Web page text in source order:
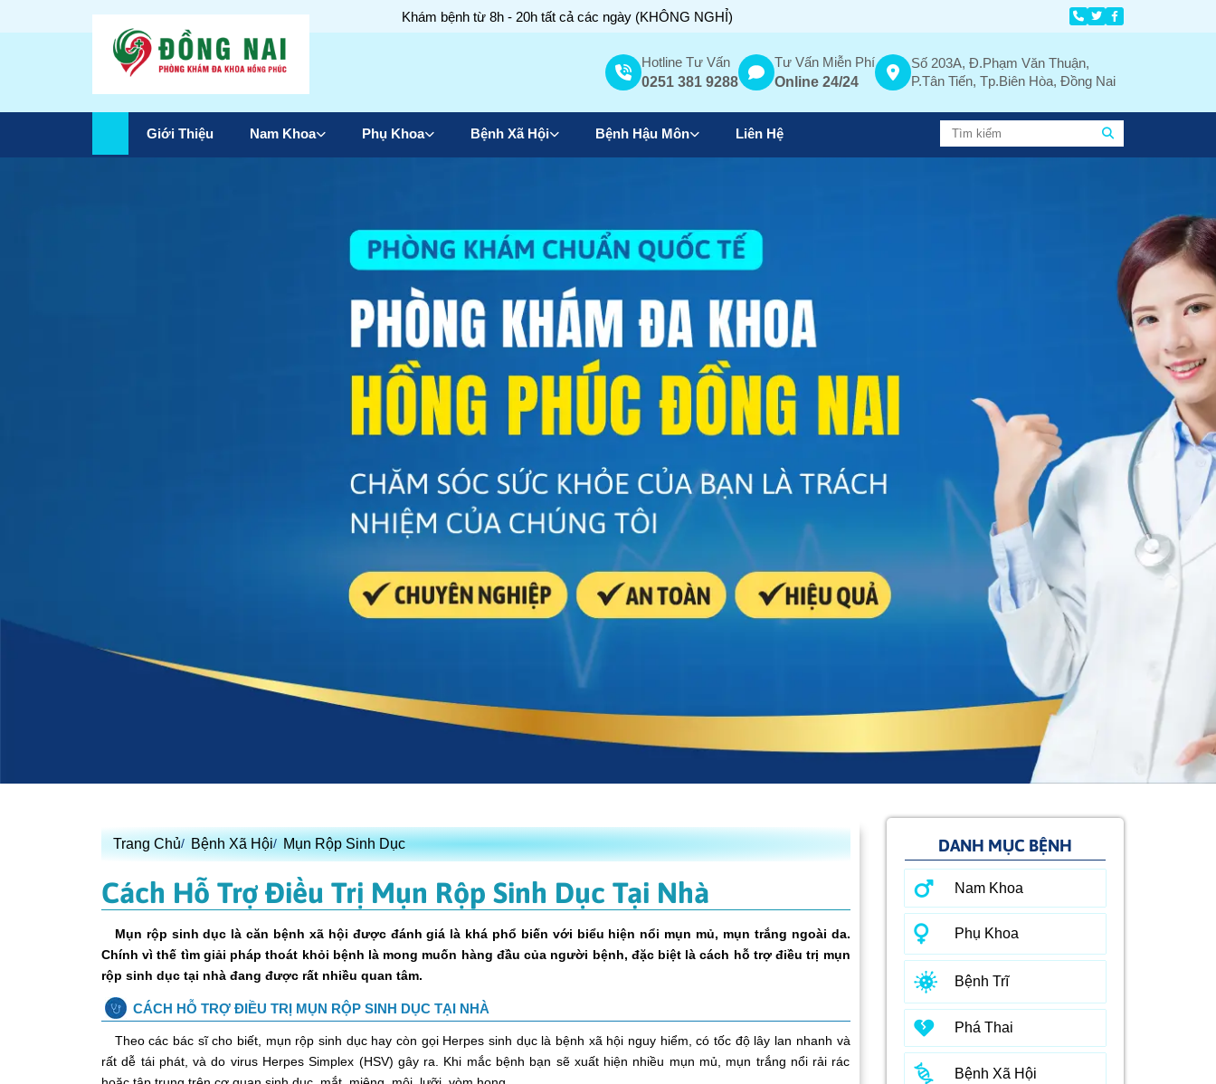
Khám bệnh từ 8h - 20h tất cả các ngày (KHÔNG NGHỈ)
Hotline Tư Vấn
0251 381 9288
Tư Vấn Miễn Phí
Online 24/24
Số 203A, Đ.Phạm Văn Thuận,
P.Tân Tiến, Tp.Biên Hòa, Đồng Nai
Giới Thiệu Nam Khoa Phụ Khoa Bệnh Xã Hội Bệnh Hậu Môn Liên Hệ
Trang Chủ Bệnh Xã Hội Mụn Rộp Sinh Dục
Cách Hỗ Trợ Điều Trị Mụn Rộp Sinh Dục Tại Nhà
Mụn rộp sinh dục là căn bệnh xã hội được đánh giá là khá phổ biến với biểu hiện nổi mụn mủ, mụn trắng ngoài da.
Chính vì thế tìm giải pháp thoát khỏi bệnh là mong muốn hàng đầu của người bệnh, đặc biệt là cách hỗ trợ điều trị mụn
rộp sinh dục tại nhà đang được rất nhiều quan tâm.
CÁCH HỖ TRỢ ĐIỀU TRỊ MỤN RỘP SINH DỤC TẠI NHÀ
Theo các bác sĩ cho biết, mụn rộp sinh dục hay còn gọi Herpes sinh dục là bệnh xã hội nguy hiểm, có tốc độ lây lan nhanh và
rất dễ tái phát, và do virus Herpes Simplex (HSV) gây ra. Khi mắc bệnh bạn sẽ xuất hiện nhiều mụn mủ, mụn trắng nổi rải rác
DANH MỤC BỆNH
Nam Khoa
Phụ Khoa
Bệnh Trĩ
Phá Thai
Bệnh Xã Hội